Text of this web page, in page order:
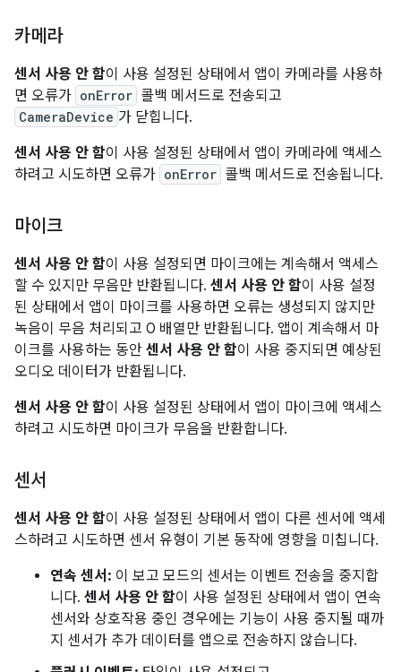
카메라
센서 사용 안 함이 사용 설정된 상태에서 앱이 카메라를 사용하
면 오류가 onError 콜백 메서드로 전송되고
CameraDevice 가 닫힙니다.
센서 사용 안 함이 사용 설정된 상태에서 앱이 카메라에 액세스
하려고 시도하면 오류가 onError 콜백 메서드로 전송됩니다.
마이크
센서 사용 안 함이 사용 설정되면 마이크에는 계속해서 액세스
할 수 있지만 무음만 반환됩니다. 센서 사용 안 함이 사용 설정
된 상태에서 앱이 마이크를 사용하면 오류는 생성되지 않지만
녹음이 무음 처리되고 0 배열만 반환됩니다. 앱이 계속해서 마
이크를 사용하는 동안 센서 사용 안 함이 사용 중지되면 예상된
오디오 데이터가 반환됩니다.
센서 사용 안 함이 사용 설정된 상태에서 앱이 마이크에 액세스
하려고 시도하면 마이크가 무음을 반환합니다.
센서
센서 사용 안 함이 사용 설정된 상태에서 앱이 다른 센서에 액세
스하려고 시도하면 센서 유형이 기본 동작에 영향을 미칩니다.
연속 센서: 이 보고 모드의 센서는 이벤트 전송을 중지합
니다. 센서 사용 안 함이 사용 설정된 상태에서 앱이 연속
센서와 상호작용 중인 경우에는 기능이 사용 중지될 때까
지 센서가 추가 데이터를 앱으로 전송하지 않습니다.